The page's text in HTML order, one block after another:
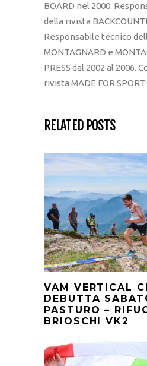
BOARD nel 2000.
della rivista
Responsabile tecnico
MONTAGNARD e
PRESS dal 2002 al 2006.
rivista MADE FOR
RELATED POSTS
VAM VERTICAL
DEBUTTA
PASTURO –
BRIOSCHI VK2